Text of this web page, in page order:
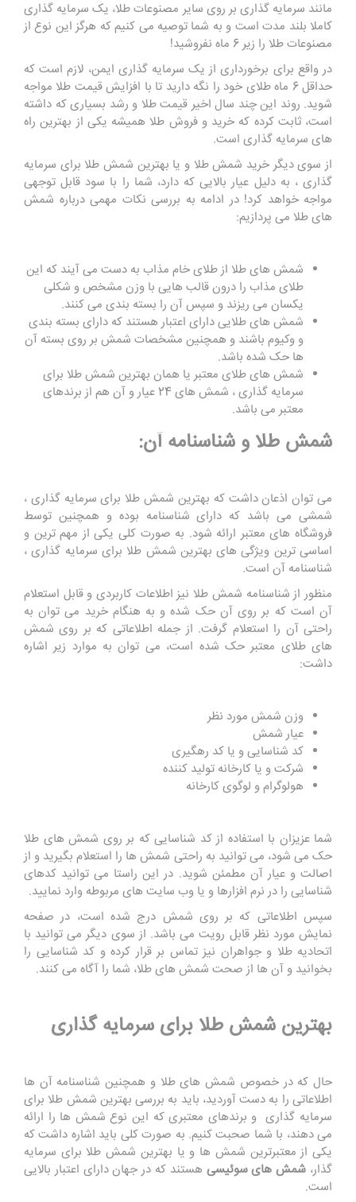
مانند سرمایه گذاری بر روی سایر مصنوعات طلا، یک سرمایه گذاری
کاملا بلند مدت است و به شما توصیه می کنیم که هرگز این نوع از
مصنوعات طلا را زیر 6 ماه نفروشید!
در واقع برای برخورداری از یک سرمایه گذاری ایمن، لازم است که
حداقل 6 ماه طلای خود را نگه دارید تا با افزایش قیمت طلا مواجه
شوید. روند این چند سال اخیر قیمت طلا و رشد بسیاری که داشته
است، ثابت کرده که خرید و فروش طلا همیشه یکی از بهترین راه
های سرمایه گذاری است.
از سوی دیگر خرید شمش طلا و یا بهترین شمش طلا برای سرمایه
گذاری ، به دلیل عیار بالایی که دارد، شما را با سود قابل توجهی
مواجه خواهد کرد! در ادامه به بررسی نکات مهمی درباره شمش
های طلا می پردازیم:
شمش های طلا از طلای خام مذاب به دست می آیند که این
طلای مذاب را درون قالب هایی با وزن مشخص و شکلی
یکسان می ریزند و سپس آن را بسته بندی می کنند.
شمش های طلایی دارای اعتبار هستند که دارای بسته بندی
و وکیوم باشند و همچنین مشخصات شمش بر روی بسته آن
ها حک شده باشد.
شمش های طلای معتبر یا همان بهترین شمش طلا برای
سرمایه گذاری ، شمش های 24 عیار و آن هم از برندهای
معتبر می باشد.
شمش طلا و شناسنامه آن:
می توان اذعان داشت که بهترین شمش طلا برای سرمایه گذاری ،
شمشی می باشد که دارای شناسنامه بوده و همچنین توسط
فروشگاه های معتبر ارائه شود. به صورت کلی یکی از مهم ترین و
اساسی ترین ویژگی های بهترین شمش طلا برای سرمایه گذاری ،
شناسنامه آن است.
منظور از شناسنامه شمش طلا نیز اطلاعات کاربردی و قابل استعلام
آن است که بر روی آن حک شده و به هنگام خرید می توان به
راحتی آن را استعلام گرفت. از جمله اطلاعاتی که بر روی شمش
های طلای معتبر حک شده است، می توان به موارد زیر اشاره
داشت:
وزن شمش مورد نظر
عیار شمش
کد شناسایی و یا کد رهگیری
شرکت و یا کارخانه تولید کننده
هولوگرام و لوگوی کارخانه
شما عزیزان با استفاده از کد شناسایی که بر روی شمش های طلا
حک می شود، می توانید به راحتی شمش ها را استعلام بگیرید و از
اصالت و عیار آن مطمئن شوید. در این راستا می توانید کدهای
شناسایی را در نرم افزارها و یا وب سایت های مربوطه وارد نمایید.
سپس اطلاعاتی که بر روی شمش درج شده است، در صفحه
نمایش مورد نظر قابل رویت می باشد. از سوی دیگر می توانید با
اتحادیه طلا و جواهران نیز تماس بر قرار کرده و کد شناسایی را
بخوانید و آن ها از صحت شمش های طلا، شما را آگاه می کنند.
بهترین شمش طلا برای سرمایه گذاری
حال که در خصوص شمش های طلا و همچنین شناسنامه آن ها
اطلاعاتی را به دست آوردید، باید به بررسی بهترین شمش طلا برای
سرمایه گذاری و برندهای معتبری که این نوع شمش ها را ارائه
می دهند، با شما صحبت کنیم. به صورت کلی باید اشاره داشت که
یکی از معتبرترین شمش ها و یا بهترین شمش طلا برای سرمایه
گذار، شمش های سوئیسی هستند که در جهان دارای اعتبار بالایی
است.